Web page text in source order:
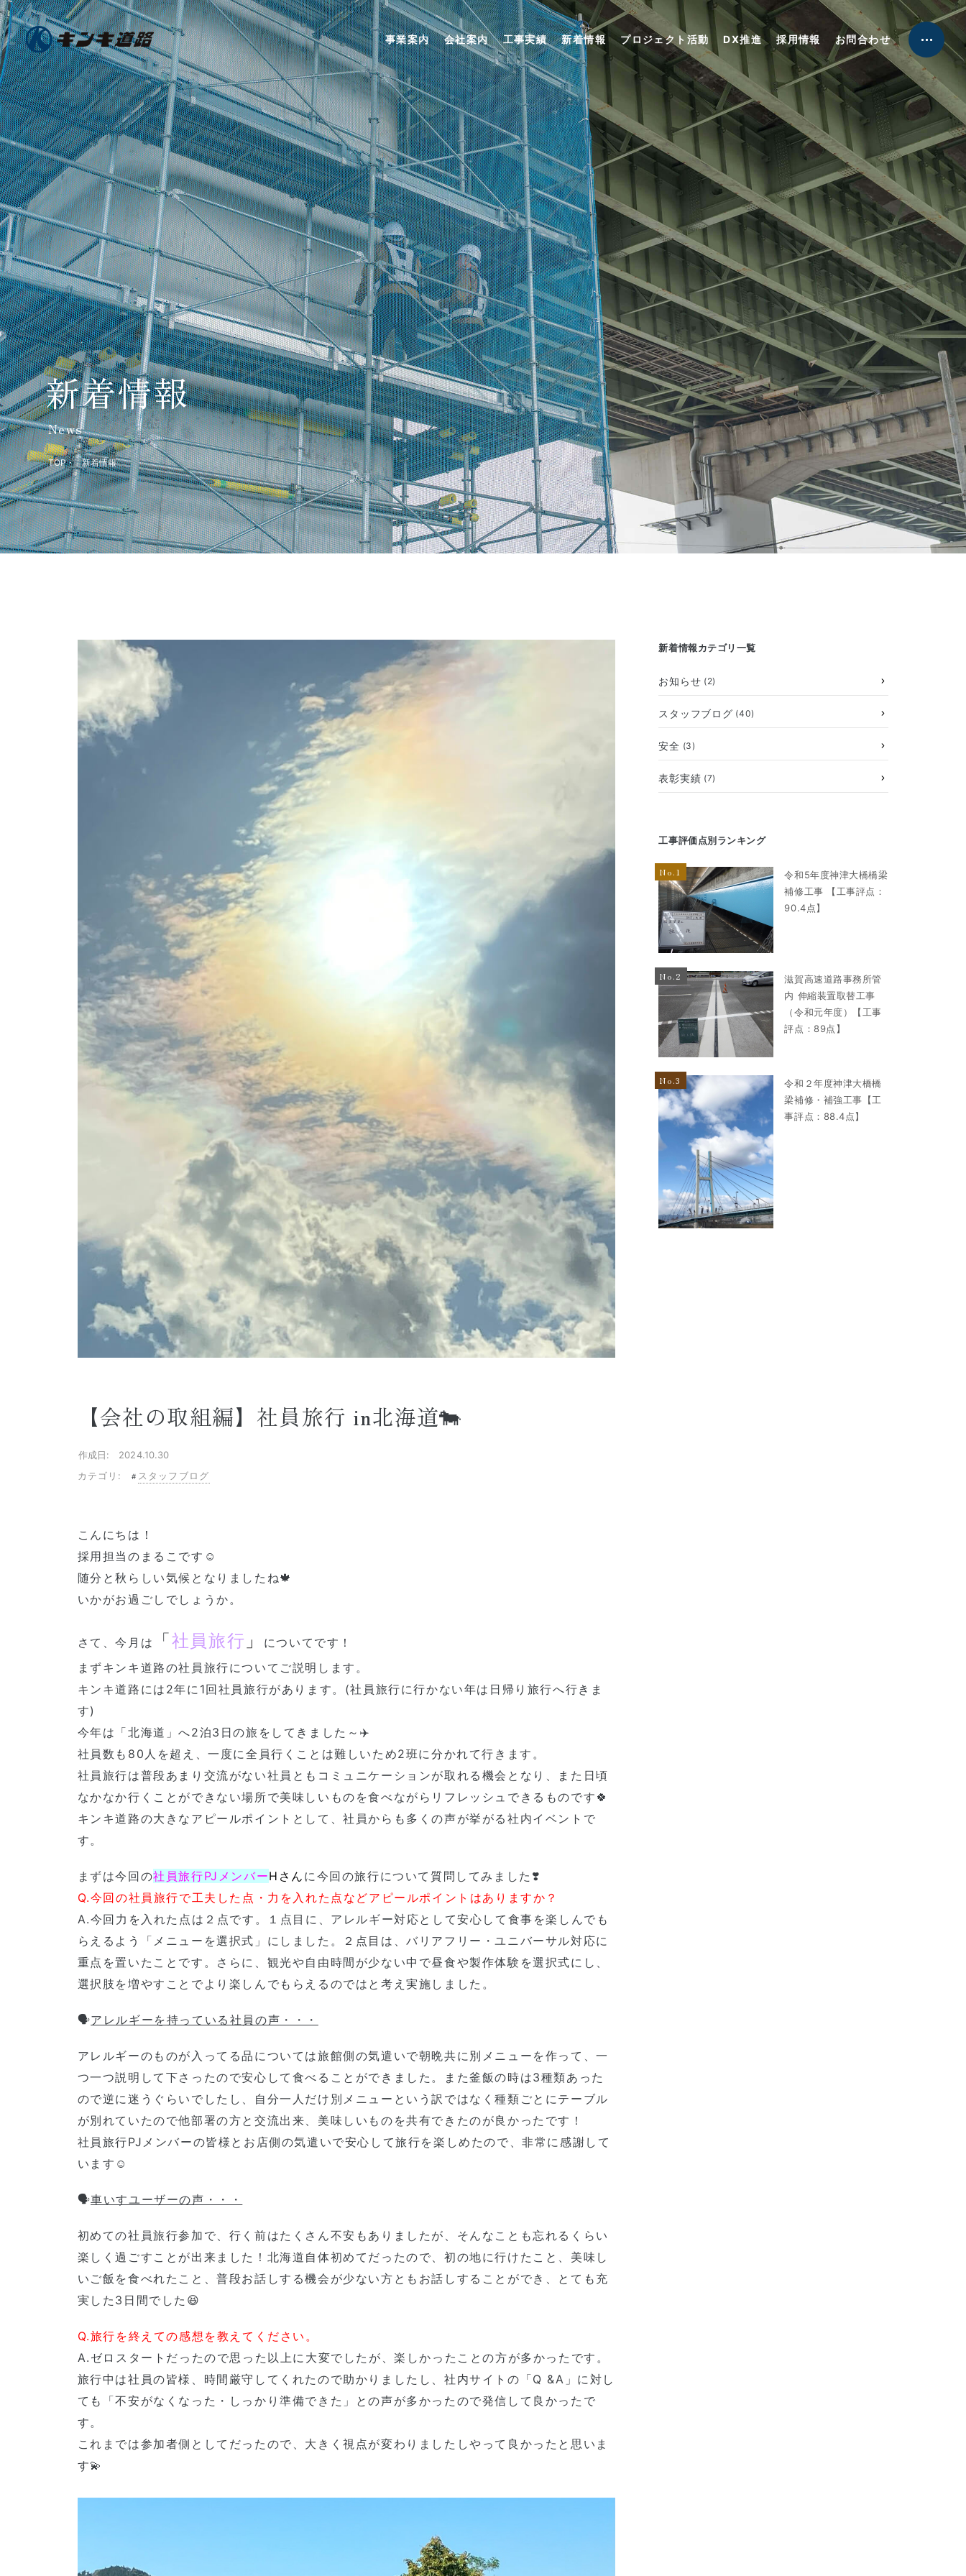
事業案内 会社案内 工事実績 新着情報 プロジェクト活動 DX推進 採用情報 お問合わせ
1日の品質が、
100年をつくる。
事業案内
伸縮継手工事
自社製品・自社工法
メンテナンス工事
会社案内
代表挨拶・会社概要
会社沿革
工事実績
新着情報
プロジェクト活動
DX推進
採用情報
お問合わせ
グループ会社一覧
個人情報保護方針
新着情報
News
TOP 新着情報
新着情報カテゴリ一覧
お知らせ (2)
スタッフブログ (40)
安全 (3)
表彰実績 (7)
工事評価点別ランキング
令和5年度神津大橋橋梁
補修工事 【工事評点：
90.4点】
滋賀高速道路事務所管
内 伸縮装置取替工事
（令和元年度）【工事
評点：89点】
令和２年度神津大橋橋
梁補修・補強工事【工
事評点：88.4点】
【会社の取組編】社員旅行 in北海道🐄
作成日: 2024.10.30
カテゴリ:
スタッフブログ
こんにちは！
採用担当のまるこです☺
随分と秋らしい気候となりましたね🍁
いかがお過ごしでしょうか。
さて、今月は 「社員旅行 」
についてです！
まずキンキ道路の社員旅行についてご説明します。
キンキ道路には2年に1回社員旅行があります。(社員旅行に行かない年は日帰り旅行へ行きま
す)
今年は「北海道」へ2泊3日の旅をしてきました～✈️
社員数も80人を超え、一度に全員行くことは難しいため2班に分かれて行きます。
社員旅行は普段あまり交流がない社員ともコミュニケーションが取れる機会となり、また日頃
なかなか行くことができない場所で美味しいものを食べながらリフレッシュできるものです🍀
キンキ道路の大きなアピールポイントとして、社員からも多くの声が挙がる社内イベントで
す。
まずは今回の社員旅行PJメンバーH さん に今回の旅行について質問してみました❣️
Q.今回の社員旅行で工夫した点・力を入れた点などアピールポイントはありますか？
A.今回力を入れた点は２点です。１点目に、アレルギー対応として安心して食事を楽しんでも
らえるよう「メニューを選択式」にしました。２点目は、バリアフリー・ユニバーサル対応に
重点を置いたことです。さらに、観光や自由時間が少ない中で昼食や製作体験を選択式にし、
選択肢を増やすことでより楽しんでもらえるのではと考え実施しました。
🗣️アレルギーを持っている社員の声・・・
アレルギーのものが入ってる品については旅館側の気遣いで朝晩共に別メニューを作って、一
つ一つ説明して下さったので安心して食べることができました。また釜飯の時は3種類あった
ので逆に迷うぐらいでしたし、自分一人だけ別メニューという訳ではなく種類ごとにテーブル
が別れていたので他部署の方と交流出来、美味しいものを共有できたのが良かったです！
社員旅行PJメンバーの皆様とお店側の気遣いで安心して旅行を楽しめたので、非常に感謝して
います☺️
🗣️車いすユーザーの声・・・
初めての社員旅行参加で、行く前はたくさん不安もありましたが、そんなことも忘れるくらい
楽しく過ごすことが出来ました！北海道自体初めてだったので、初の地に行けたこと、美味し
いご飯を食べれたこと、普段お話しする機会が少ない方ともお話しすることができ、とても充
実した3日間でした😆
Q.旅行を終えての感想を教えてください。
A.ゼロスタートだったので思った以上に大変でしたが、楽しかったことの方が多かったです。
旅行中は社員の皆様、時間厳守してくれたので助かりましたし、社内サイトの「Q &A」に対し
ても「不安がなくなった・しっかり準備できた」との声が多かったので発信して良かったで
す。
これまでは参加者側としてだったので、大きく視点が変わりましたしやって良かったと思いま
す💫